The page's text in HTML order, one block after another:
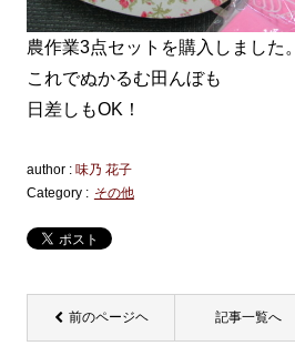
農作業3点セットを購入しました。
これでぬかるむ田んぼも
日差しもOK！
author : 味乃 花子
Category : その他
前のページヘ 記事一覧へ